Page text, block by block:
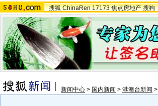
搜狐 ChinaRen 17173 焦点房地产 搜狗
新闻中心 > 国内新闻 > 港澳台新闻 >